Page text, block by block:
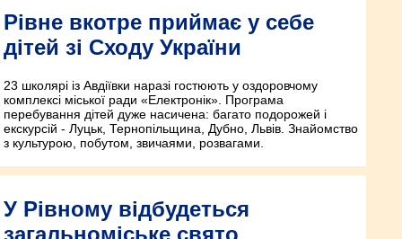
Рівне вкотре приймає у себе
дітей зі Сходу України
23 школярі із Авдіївки наразі гостюють у оздоровчому
комплексі міської ради «Електронік». Програма
перебування дітей дуже насичена: багато подорожей і
екскурсій - Луцьк, Тернопільщина, Дубно, Львів. Знайомство
з культурою, побутом, звичаями, розвагами.
У Рівному відбудеться
загальноміське свято